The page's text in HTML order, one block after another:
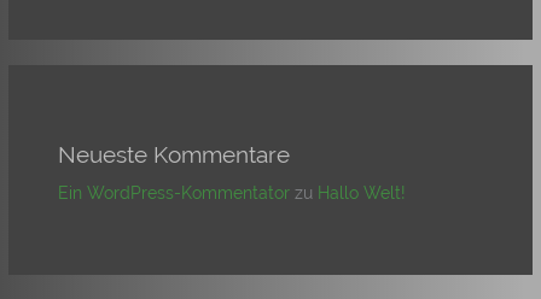
Neueste Kommentare
Ein WordPress-Kommentator zu Hallo Welt!